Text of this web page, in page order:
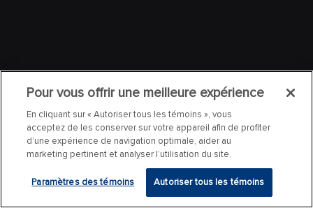
Pour vous offrir une meilleure expérience
En cliquant sur « Autoriser tous les témoins », vous
acceptez de les conserver sur votre appareil afin de profiter
d’une expérience de navigation optimale, aider au
marketing pertinent et analyser l’utilisation du site.
Paramètres des témoins Autoriser tous les témoins